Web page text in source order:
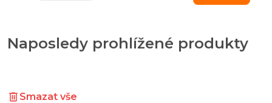
Naposledy prohlížené produkty
Smazat vše